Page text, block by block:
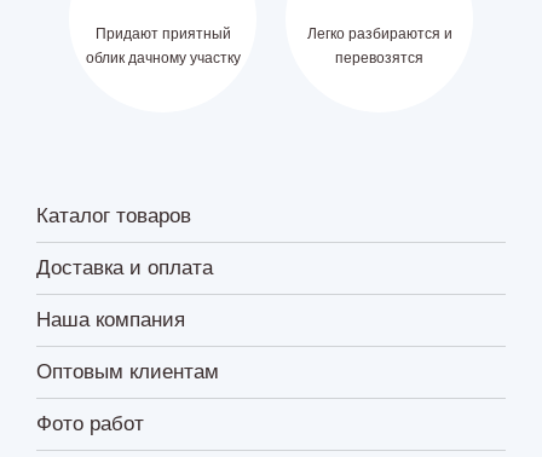
Придают приятный
облик дачному участку
Легко разбираются и
перевозятся
Каталог товаров
Доставка и оплата
Наша компания
Оптовым клиентам
Фото работ